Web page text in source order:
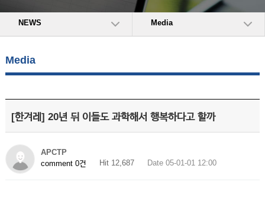
NEWS Media
Media
[한겨레] 20년 뒤 이들도 과학해서 행복하다고 할까
APCTP
comment 0건
Hit 12,687 Date 05-01-01 12:00